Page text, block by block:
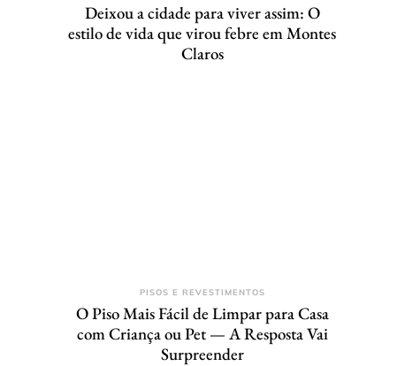
Deixou a cidade para viver assim: O
estilo de vida que virou febre em Montes
Claros
PISOS E REVESTIMENTOS
O Piso Mais Fácil de Limpar para Casa
com Criança ou Pet — A Resposta Vai
Surpreender